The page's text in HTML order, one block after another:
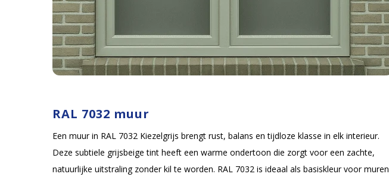
RAL 7032 muur
Een muur in RAL 7032 Kiezelgrijs brengt rust, balans en tijdloze klasse in elk interieur.
Deze subtiele grijsbeige tint heeft een warme ondertoon die zorgt voor een zachte,
natuurlijke uitstraling zonder kil te worden. RAL 7032 is ideaal als basiskleur voor muren